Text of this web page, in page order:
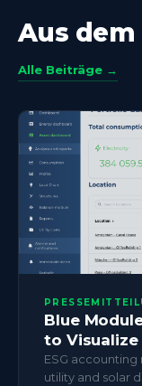
Aus dem
Alle Beiträge →
Blue
to Visualize
ESG
utility and solar